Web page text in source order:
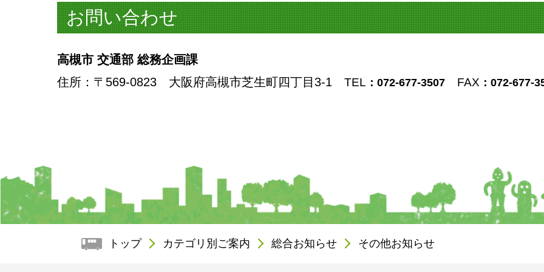
お問い合わせ
高槻市 交通部 総務企画課
住所 ：〒569-0823 大阪府高槻市芝生町四丁目3-1 TEL ：072-677-3507 FAX ：072-677-
トップ カテゴリ別ご案内 総合お知らせ その他お知らせ